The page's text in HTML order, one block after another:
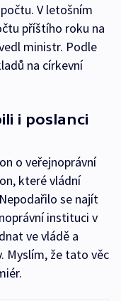
V letošním
příštího roku na
ministr. Podle
na církevní
i poslanci
o veřejnoprávní
které vládní
se najít
instituci v
ve vládě a
Myslím, že tato věc